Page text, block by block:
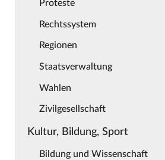
Proteste
Rechtssystem
Regionen
Staatsverwaltung
Wahlen
Zivilgesellschaft
Kultur, Bildung, Sport
Bildung und Wissenschaft